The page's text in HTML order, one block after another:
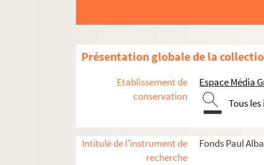
Présentation globale de la
Etablissement de
conservation
Espace Média
Tous
Intitulé de l'instrument de
recherche
Fonds Paul
Lettre de Charles Pélissier à
Lettre de Charles Pélissier à
Lettre de Charles Pélissier à
Lettre de Charles Pélissier à